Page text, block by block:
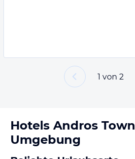
1 von 2
Hotels Andros Town
Umgebung